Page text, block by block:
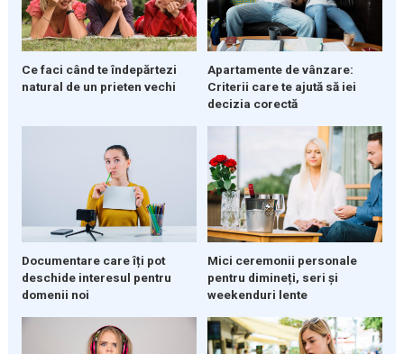
Ce faci când te îndepărtezi
natural de un prieten vechi
Apartamente de vânzare:
Criterii care te ajută să iei
decizia corectă
Documentare care îți pot
deschide interesul pentru
domenii noi
Mici ceremonii personale
pentru dimineți, seri și
weekenduri lente